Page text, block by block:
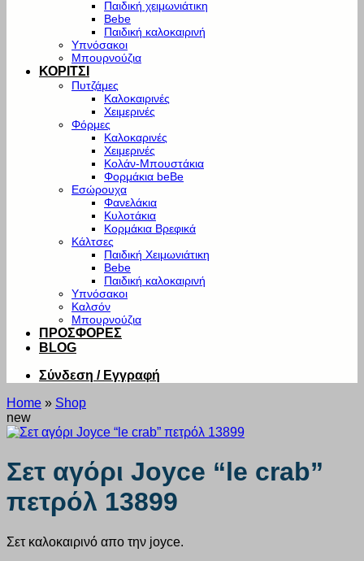
Παιδική χειμωνιάτικη
Bebe
Παιδική καλοκαιρινή
Υπνόσακοι
Μπουρνούζια
ΚΟΡΙΤΣΙ
Πυτζάμες
Καλοκαιρινές
Χειμερινές
Φόρμες
Καλοκαρινές
Χειμερινές
Κολάν-Μπουστάκια
Φορμάκια beBe
Εσώρουχα
Φανελάκια
Κυλοτάκια
Κορμάκια Βρεφικά
Κάλτσες
Παιδική Χειμωνιάτικη
Bebe
Παιδική καλοκαιρινή
Υπνόσακοι
Καλσόν
Μπουρνούζια
ΠΡΟΣΦΟΡΕΣ
BLOG
Σύνδεση / Εγγραφή
Home » Shop
new
Σετ αγόρι Joyce “le crab”
πετρόλ 13899
Σετ καλοκαιρινό απο την joyce.